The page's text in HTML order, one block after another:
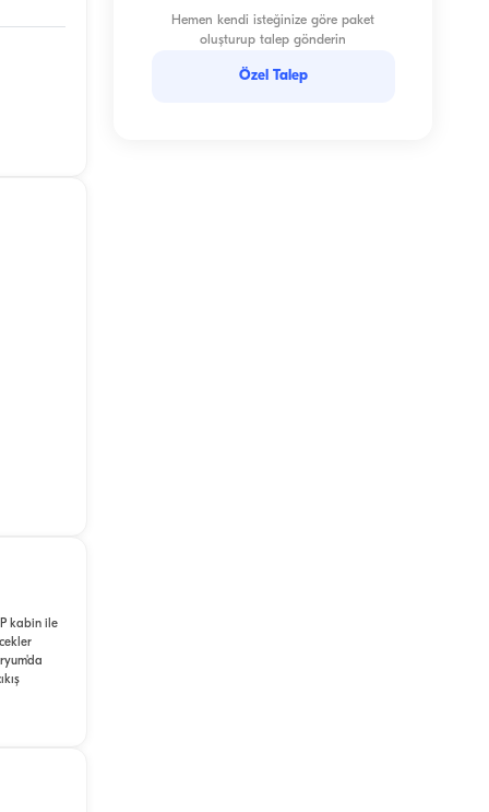
kabin ile
Hemen kendi isteğinize göre paket
oluşturup talep gönderin
Özel Talep